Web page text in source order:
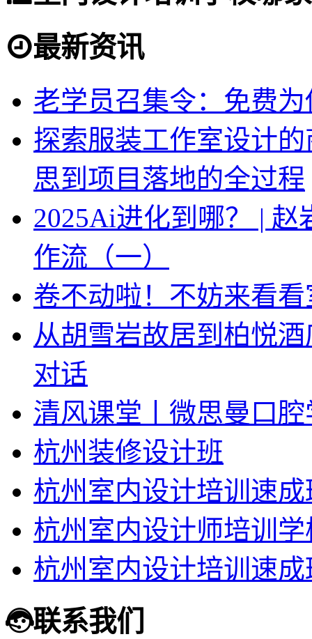
最新资讯
老学员召集令：免费
探索服装工作室设计
思到项目落地的全过程
2025Ai进化到哪？ |
作流（一）
卷不动啦！不妨来看
从胡雪岩故居到柏悦
对话
清风课堂丨微思曼口
杭州装修设计班
杭州室内设计培训速成
杭州室内设计师培训
杭州室内设计培训速成
联系我们